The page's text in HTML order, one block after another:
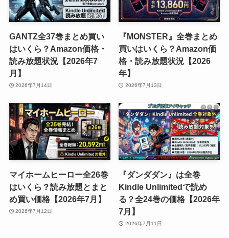
GANTZ全37巻まとめ買い
はいくら？Amazon価格・
読み放題状況【2026年7
月】
2026年7月14日
『MONSTER』全巻まとめ
買いはいくら？Amazon価
格・読み放題状況【2026
年】
2026年7月13日
マイホームヒーロー全26巻
はいくら？読み放題とまと
め買い価格【2026年7月】
2026年7月12日
『ダンダダン』は全巻
Kindle Unlimitedで読め
る？全24巻の価格【2026年
7月】
2026年7月11日